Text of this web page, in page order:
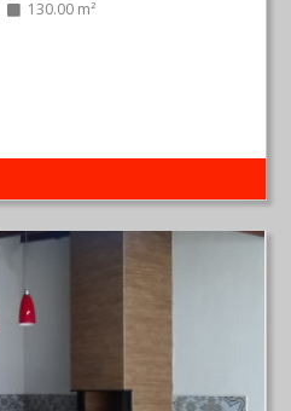
130.00 m²